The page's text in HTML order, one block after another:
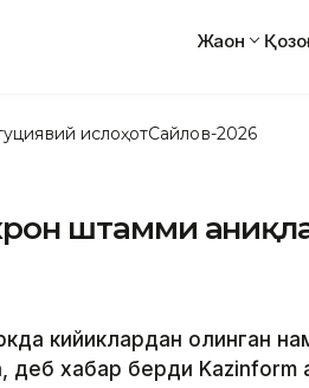
Жаҳон
ислоҳотСайлов-2026
штамми
кийиклардан олинган
хабар берди Kazinform